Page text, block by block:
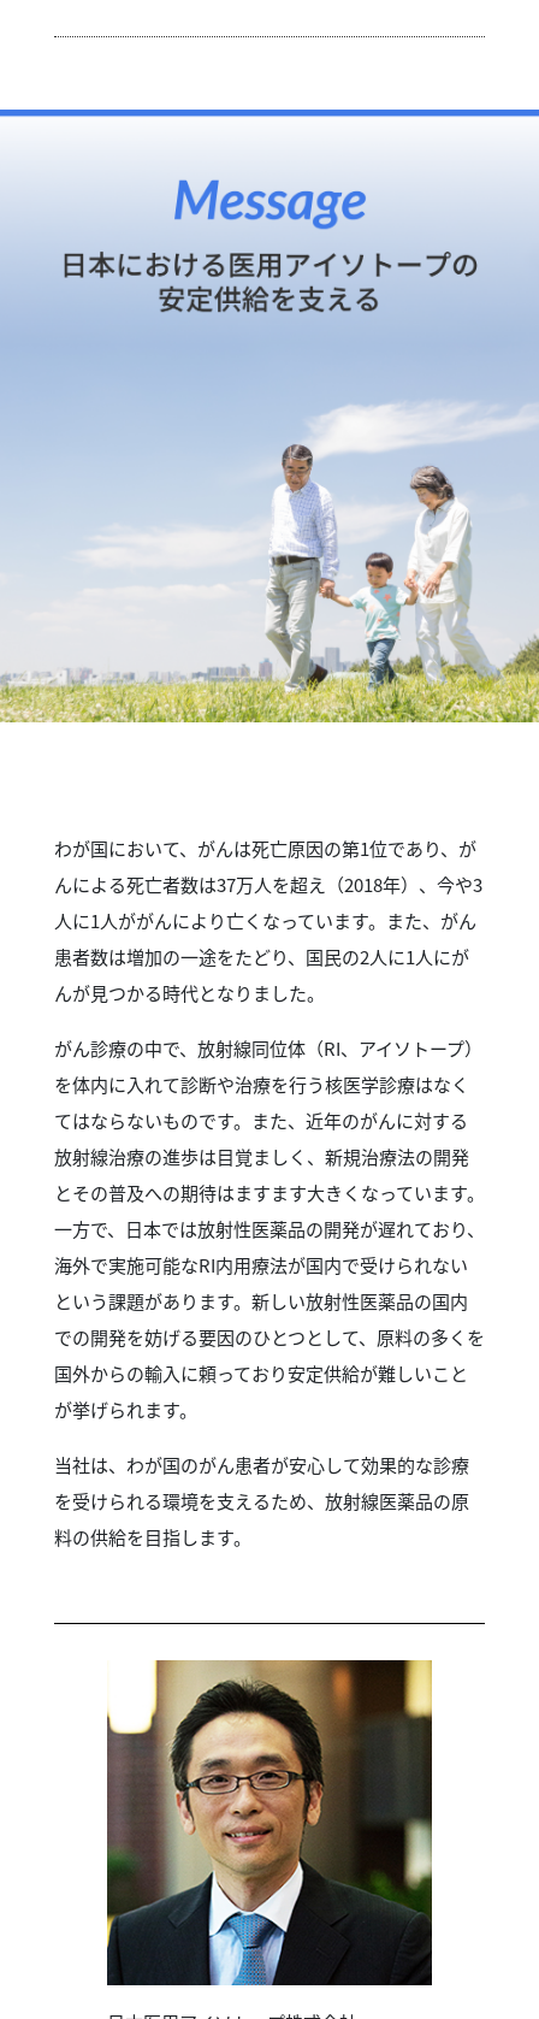
わが国において、がんは死亡原因の第1位であり、が
んによる死亡者数は37万人を超え（2018年）、今や3
人に1人ががんにより亡くなっています。また、がん
患者数は増加の一途をたどり、国民の2人に1人にが
んが見つかる時代となりました。
がん診療の中で、放射線同位体（RI、アイソトープ）
を体内に入れて診断や治療を行う核医学診療はなく
てはならないものです。また、近年のがんに対する
放射線治療の進歩は目覚ましく、新規治療法の開発
とその普及への期待はますます大きくなっています。
一方で、日本では放射性医薬品の開発が遅れており、
海外で実施可能なRI内用療法が国内で受けられない
という課題があります。新しい放射性医薬品の国内
での開発を妨げる要因のひとつとして、原料の多くを
国外からの輸入に頼っており安定供給が難しいこと
が挙げられます。
当社は、わが国のがん患者が安心して効果的な診療
を受けられる環境を支えるため、放射線医薬品の原
料の供給を目指します。